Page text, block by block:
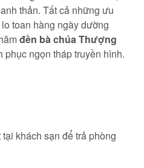
thản. Tất cả những ưu
toan hàng ngày dường
đền bà chúa Thượng
phục ngọn tháp truyền hình.
khách sạn để trả phòng